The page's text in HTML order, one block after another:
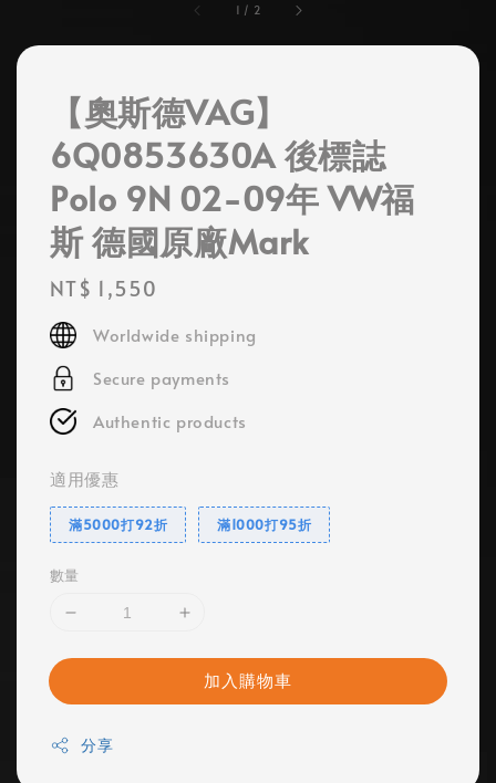
1 / 2
【奧斯德VAG】
6Q0853630A 後標誌
Polo 9N 02-09年 VW福
斯 德國原廠Mark
Regular
price
NT$ 1,550
Worldwide shipping
Secure payments
Authentic products
適用優惠
滿5000打92折 滿1000打95折
數量
加入購物車
分享